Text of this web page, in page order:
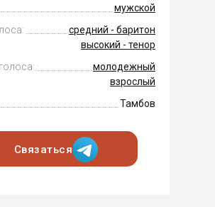
мужской
средний - баритон
высокий - тенор
молодежный
взрослый
Тамбов
Связаться